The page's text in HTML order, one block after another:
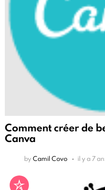
Comment créer de
Canva
byCamil Covo il y a 7